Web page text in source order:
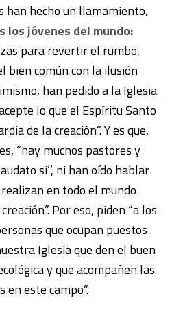
han hecho un llamamiento,
los jóvenes del mundo:
para revertir el rumbo,
bien común con la ilusión
han pedido a la Iglesia
lo que el Espíritu Santo
de la creación”. Y es que,
“hay muchos pastores y
si’’, ni han oído hablar
en todo el mundo
Por eso, piden “a los
que ocupan puestos
Iglesia que den el buen
y que acompañen las
en este campo”.